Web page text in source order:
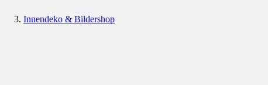
Innendeko & Bildershop